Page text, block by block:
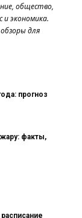
общество,
экономика.
для
прогноз
факты,